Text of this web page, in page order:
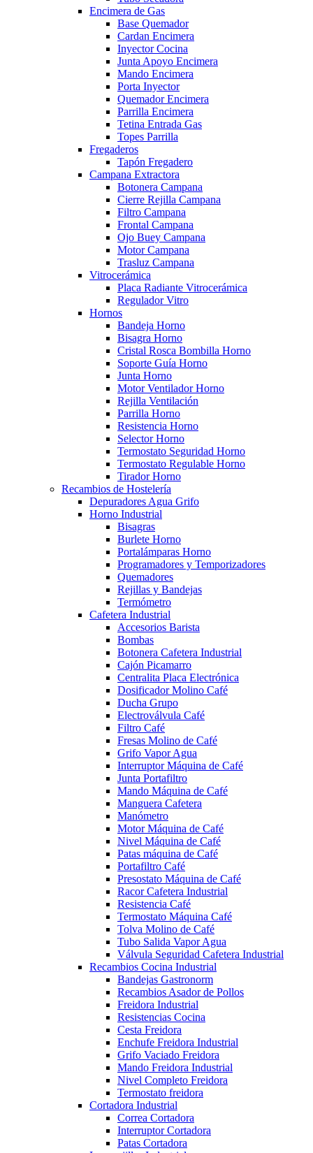
Encimera de Gas
Base Quemador
Cardan Encimera
Inyector Cocina
Junta Apoyo Encimera
Mando Encimera
Porta Inyector
Quemador Encimera
Parrilla Encimera
Tetina Entrada Gas
Topes Parrilla
Fregaderos
Tapón Fregadero
Campana Extractora
Botonera Campana
Cierre Rejilla Campana
Filtro Campana
Frontal Campana
Ojo Buey Campana
Motor Campana
Trasluz Campana
Vitrocerámica
Placa Radiante Vitrocerámica
Regulador Vitro
Hornos
Bandeja Horno
Bisagra Horno
Cristal Rosca Bombilla Horno
Soporte Guía Horno
Junta Horno
Motor Ventilador Horno
Rejilla Ventilación
Parrilla Horno
Resistencia Horno
Selector Horno
Termostato Seguridad Horno
Termostato Regulable Horno
Tirador Horno
Recambios de Hostelería
Depuradores Agua Grifo
Horno Industrial
Bisagras
Burlete Horno
Portalámparas Horno
Programadores y Temporizadores
Quemadores
Rejillas y Bandejas
Termómetro
Cafetera Industrial
Accesorios Barista
Bombas
Botonera Cafetera Industrial
Cajón Picamarro
Centralita Placa Electrónica
Dosificador Molino Café
Ducha Grupo
Electroválvula Café
Filtro Café
Fresas Molino de Café
Grifo Vapor Agua
Interruptor Máquina de Café
Junta Portafiltro
Mando Máquina de Café
Manguera Cafetera
Manómetro
Motor Máquina de Café
Nivel Máquina de Café
Patas máquina de Café
Portafiltro Café
Presostato Máquina de Café
Racor Cafetera Industrial
Resistencia Café
Termostato Máquina Café
Tolva Molino de Café
Tubo Salida Vapor Agua
Válvula Seguridad Cafetera Industrial
Recambios Cocina Industrial
Bandejas Gastronorm
Recambios Asador de Pollos
Freidora Industrial
Resistencias Cocina
Cesta Freidora
Enchufe Freidora Industrial
Grifo Vaciado Freidora
Mando Freidora Industrial
Nivel Completo Freidora
Termostato freidora
Cortadora Industrial
Correa Cortadora
Interruptor Cortadora
Patas Cortadora